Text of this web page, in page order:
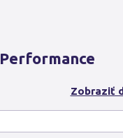
Performance
Zobraziť